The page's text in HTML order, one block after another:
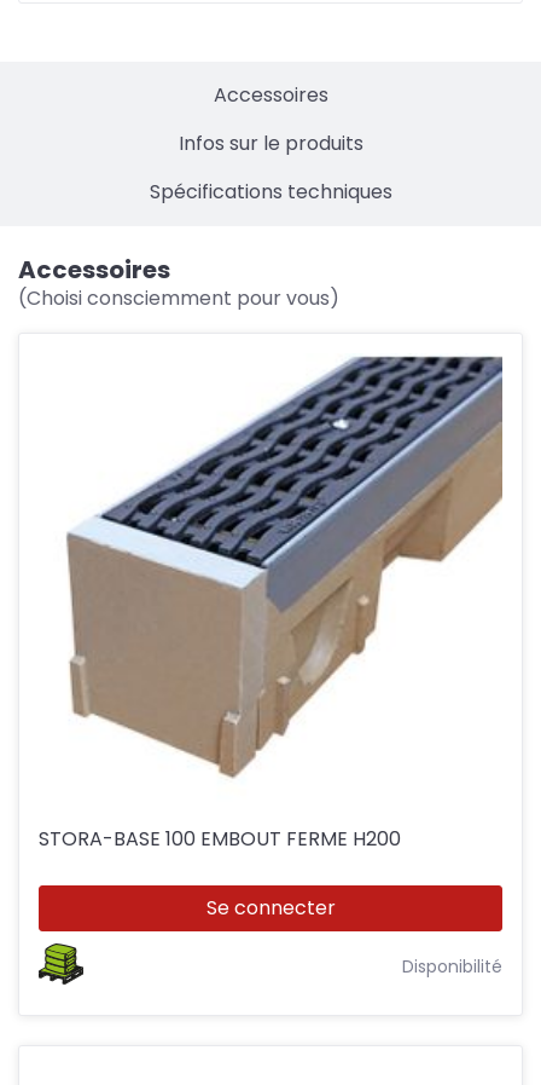
Accessoires
Infos sur le produits
Spécifications techniques
Accessoires
(Choisi consciemment pour vous)
STORA-BASE 100 EMBOUT FERME H200
Se connecter
Disponibilité